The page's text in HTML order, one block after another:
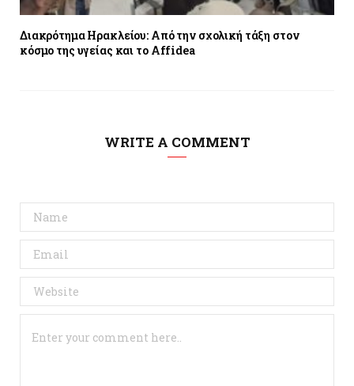
Διακρότημα Ηρακλείου: Από την σχολική τάξη στον
κόσμο της υγείας και το Αffidea
WRITE A COMMENT